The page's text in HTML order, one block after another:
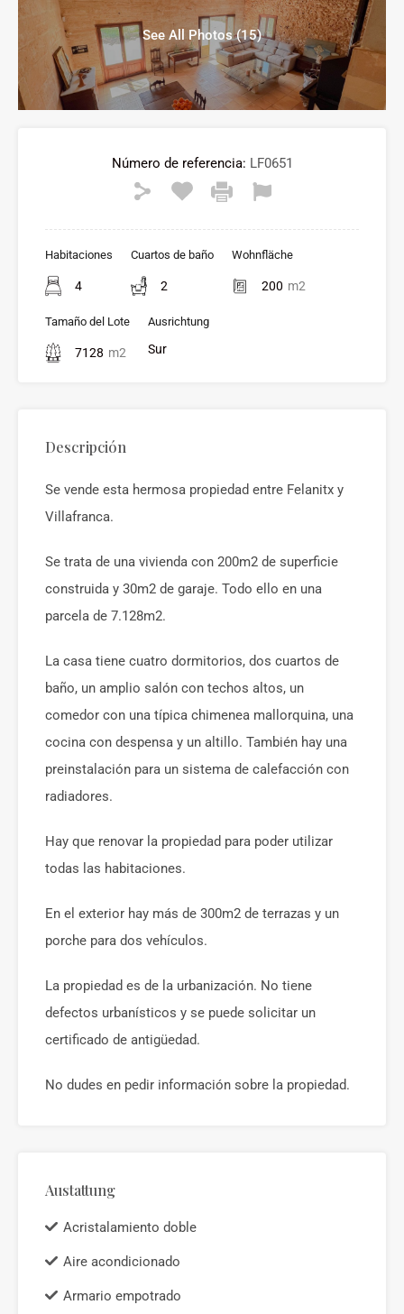
See All Photos (15)
Número de referencia: LF0651
Habitaciones
4
Cuartos de baño
2
Wohnfläche
200 m2
Tamaño del Lote
7128 m2
Ausrichtung
Sur
Descripción
Se vende esta hermosa propiedad entre Felanitx y
Villafranca.
Se trata de una vivienda con 200m2 de superficie
construida y 30m2 de garaje. Todo ello en una
parcela de 7.128m2.
La casa tiene cuatro dormitorios, dos cuartos de
baño, un amplio salón con techos altos, un
comedor con una típica chimenea mallorquina, una
cocina con despensa y un altillo. También hay una
preinstalación para un sistema de calefacción con
radiadores.
Hay que renovar la propiedad para poder utilizar
todas las habitaciones.
En el exterior hay más de 300m2 de terrazas y un
porche para dos vehículos.
La propiedad es de la urbanización. No tiene
defectos urbanísticos y se puede solicitar un
certificado de antigüedad.
No dudes en pedir información sobre la propiedad.
Austattung
Acristalamiento doble
Aire acondicionado
Armario empotrado